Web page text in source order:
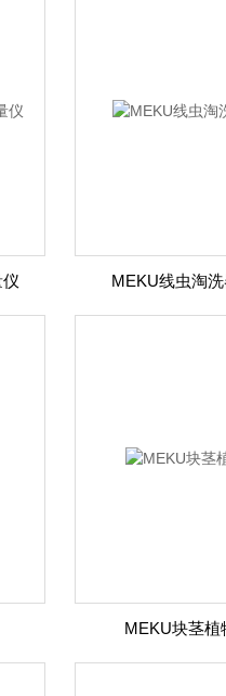
MEKU线虫淘
MEKU块茎植